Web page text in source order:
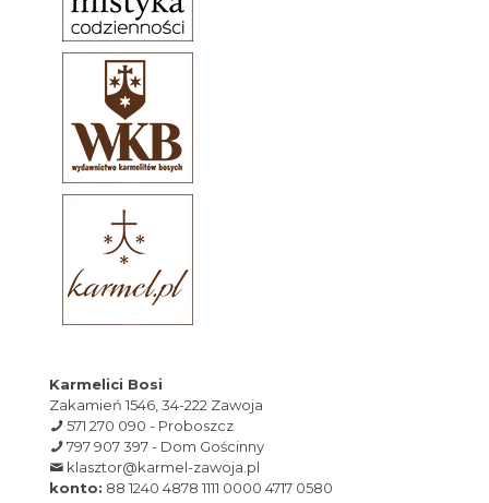
Karmelici Bosi
Zakamień 1546, 34-222 Zawoja
571 270 090 - Proboszcz
797 907 397 - Dom Gościnny
klasztor@karmel-zawoja.pl
konto: 88 1240 4878 1111 0000 4717 0580